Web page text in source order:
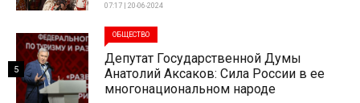
07:17 | 20-06-2024
ОБЩЕСТВО
Депутат Государственной Думы
Анатолий Аксаков: Сила России в ее
многонациональном народе
5